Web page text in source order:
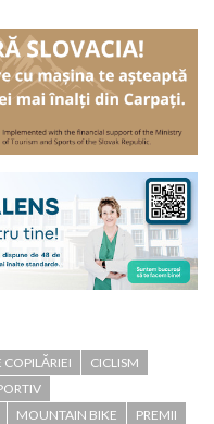
COPILĂRIEI
CICLISM
MOUNTAIN BIKE
PREMII